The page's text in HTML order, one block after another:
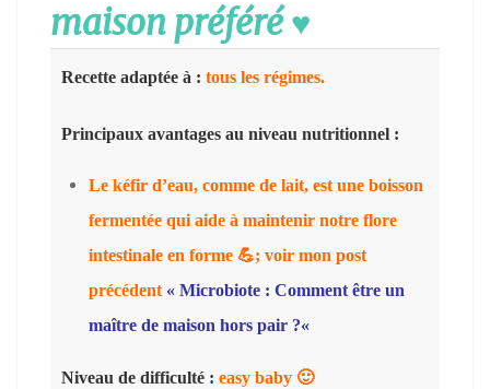
maison préféré♥️
Recette adaptée à : tous les régimes.
Principaux avantages au niveau nutritionnel :
Le kéfir d’eau, comme de lait, est une boisson
fermentée qui aide à maintenir notre flore
intestinale en forme 💪; voir mon post
précédent « Microbiote : Comment être un
maître de maison hors pair ?«
Niveau de difficulté : easy baby 🙂